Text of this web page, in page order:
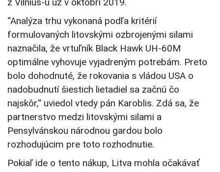
“Analýza trhu vykonaná podľa kritérií
formulovaných litovskými ozbrojenými silami
naznačila, že vrtuľník Black Hawk UH-60M
optimálne vyhovuje vyjadreným potrebám. Preto
bolo dohodnuté, že rokovania s vládou USA o
nadobudnutí šiestich lietadiel sa začnú čo
najskôr,“ uviedol vtedy pán Karoblis. Zdá sa, že
partnerstvo medzi litovskými silami a
Pensylvánskou národnou gardou bolo
rozhodujúcim pre toto rozhodnutie.
Pokiaľ ide o tento nákup, Litva mohla očakávať